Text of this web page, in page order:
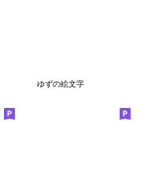
ゆずの絵文字